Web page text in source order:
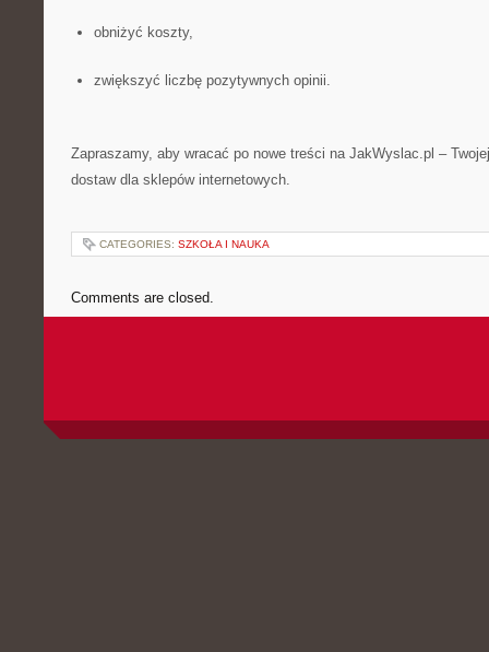
obniżyć koszty,
zwiększyć liczbę pozytywnych opinii.
Zapraszamy, aby wracać po nowe treści na JakWyslac.pl –
dostaw dla sklepów internetowych.
CATEGORIES: SZKOŁA I NAUKA
Comments are closed.